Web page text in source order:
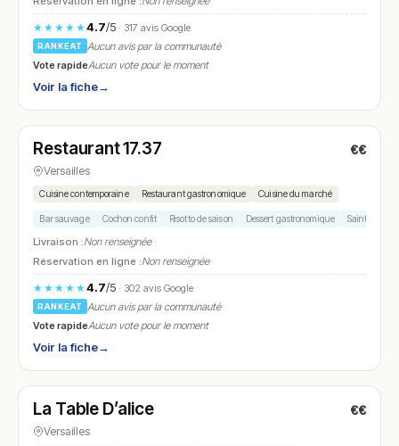
★★★★★4.7/5· 317 avis Google
RANKEAT
Aucun avis par la communauté
Vote rapideAucun vote pour le moment
Voir la fiche→
N° 16
Restaurant 17.37 €€
Versailles
Cuisine contemporaine Restaurant gastronomique Cuisine du marché
Bar sauvage Cochon confit Risotto de saison Dessert gastronomique Saint-
Livraison :Non renseignée
Réservation en ligne :Non renseignée
★★★★★4.7/5· 302 avis Google
RANKEAT
Aucun avis par la communauté
Vote rapideAucun vote pour le moment
Voir la fiche→
N° 17
La Table D’alice €€
Versailles